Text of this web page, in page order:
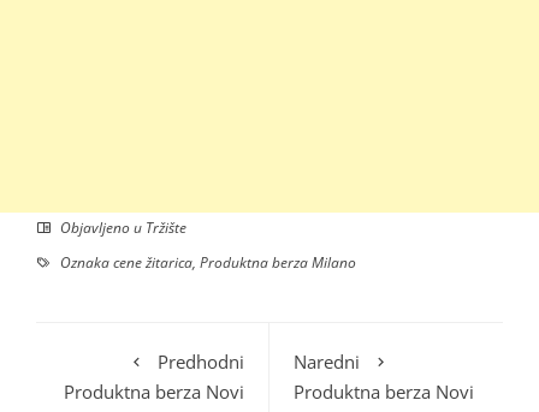
Objavljeno u Tržište
Oznakacene žitarica, Produktna berza Milano
Predhodni
Produktna berza Novi
Naredni
Produktna berza Novi